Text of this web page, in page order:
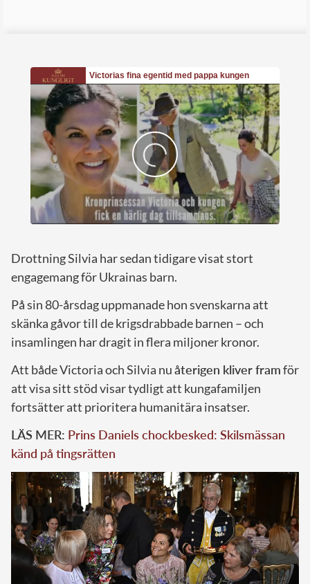
Drottning Silvia har sedan tidigare visat stort
engagemang för Ukrainas barn.
På sin 80-årsdag uppmanade hon svenskarna att
skänka gåvor till de krigsdrabbade barnen – och
insamlingen har dragit in flera miljoner kronor.
Att både Victoria och Silvia nuåterigen kliver framför
att visa sitt stöd visar tydligt att kungafamiljen
fortsätter att prioritera humanitära insatser.
LÄS MER: Prins Daniels chockbesked: Skilsmässan
känd på tingsrätten